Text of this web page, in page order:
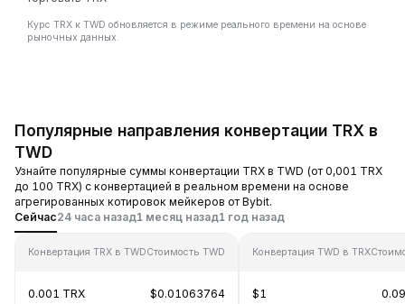
Курс TRX к TWD обновляется в режиме реального времени на основе
рыночных данных.
Популярные направления конвертации TRX в
TWD
Узнайте популярные суммы конвертации TRX в TWD (от 0,001 TRX
до 100 TRX) с конвертацией в реальном времени на основе
агрегированных котировок мейкеров от Bybit.
Сейчас24 часа назад1 месяц назад1 год назад
Конвертация TRX в TWDСтоимость TWD
0.001 TRX $0.01063764
Конвертация TWD в TRX
$1